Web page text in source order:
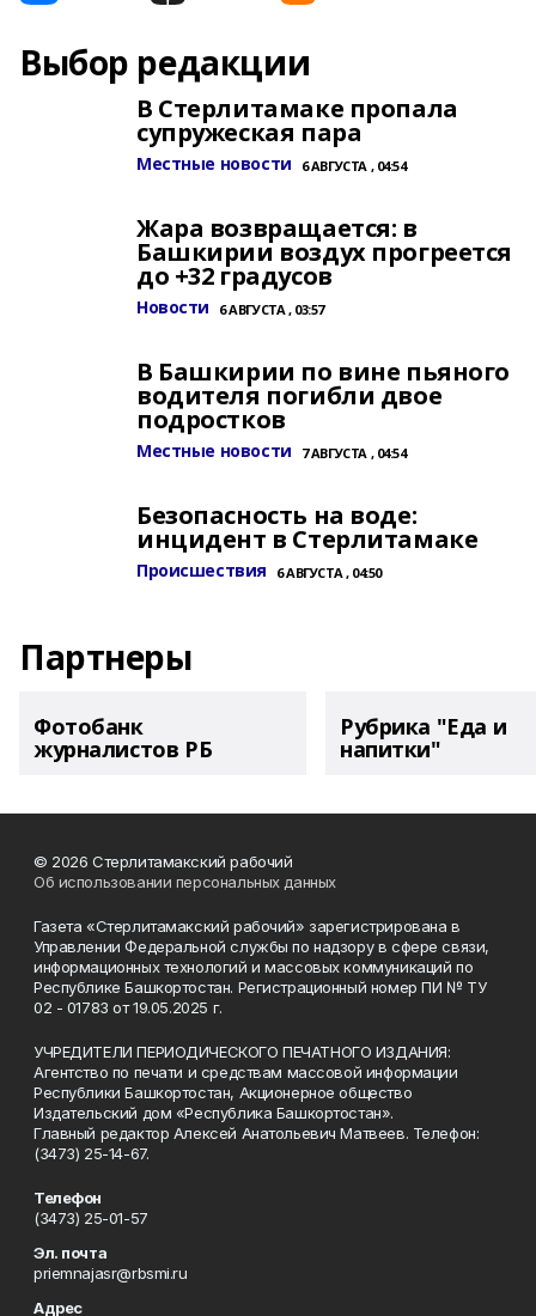
Выбор редакции
В Стерлитамаке пропала
супружеская пара
Местные новости 6 АВГУСТА , 04:54
Жара возвращается: в
Башкирии воздух прогреется
до +32 градусов
Новости 6 АВГУСТА , 03:57
В Башкирии по вине пьяного
водителя погибли двое
подростков
Местные новости 7 АВГУСТА , 04:54
Безопасность на воде:
инцидент в Стерлитамаке
Происшествия 6 АВГУСТА , 04:50
Партнеры
Фотобанк
журналистов РБ
Рубрика "Еда и
напитки"
© 2026 Стерлитамакский рабочий
Об использовании персональных данных
Газета «Стерлитамакский рабочий» зарегистрирована в
Управлении Федеральной службы по надзору в сфере связи,
информационных технологий и массовых коммуникаций по
Республике Башкортостан. Регистрационный номер ПИ № ТУ
02 - 01783 от 19.05.2025 г.
УЧРЕДИТЕЛИ ПЕРИОДИЧЕСКОГО ПЕЧАТНОГО ИЗДАНИЯ:
Агентство по печати и средствам массовой информации
Республики Башкортостан, Акционерное общество
Издательский дом «Республика Башкортостан».
Главный редактор Алексей Анатольевич Матвеев. Телефон:
(3473) 25-14-67.
Телефон
(3473) 25-01-57
Эл. почта
priemnajasr@rbsmi.ru
Адрес